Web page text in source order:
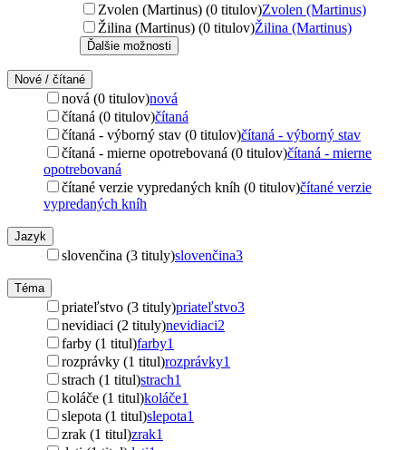
Zvolen (Martinus) (0 titulov)Zvolen (Martinus)
Žilina (Martinus) (0 titulov)Žilina (Martinus)
Ďalšie možnosti
Nové / čítané
nová (0 titulov)nová
čítaná (0 titulov)čítaná
čítaná - výborný stav (0 titulov)čítaná - výborný stav
čítaná - mierne opotrebovaná (0 titulov)čítaná - mierne
opotrebovaná
čítané verzie vypredaných kníh (0 titulov)čítané verzie
vypredaných kníh
Jazyk
slovenčina (3 tituly)slovenčina3
Téma
priateľstvo (3 tituly)priateľstvo3
nevidiaci (2 tituly)nevidiaci2
farby (1 titul)farby1
rozprávky (1 titul)rozprávky1
strach (1 titul)strach1
koláče (1 titul)koláče1
slepota (1 titul)slepota1
zrak (1 titul)zrak1